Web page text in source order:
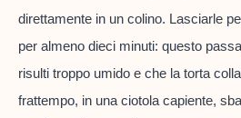
direttamente in un colino. Lasciarle
per almeno dieci minuti: questo
risulti troppo umido e che la torta
frattempo, in una ciotola capiente,